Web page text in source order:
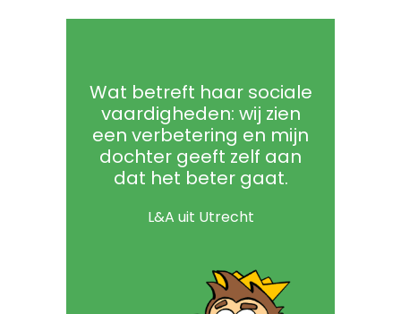
Wat betreft haar sociale
vaardigheden: wij zien
een verbetering en mijn
dochter geeft zelf aan
dat het beter gaat.
L&A uit Utrecht